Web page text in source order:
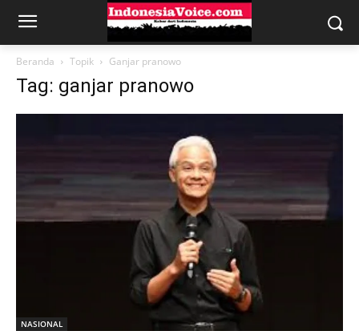
Beranda Topik Ganjar pranowo
Tag: ganjar pranowo
NASIONAL